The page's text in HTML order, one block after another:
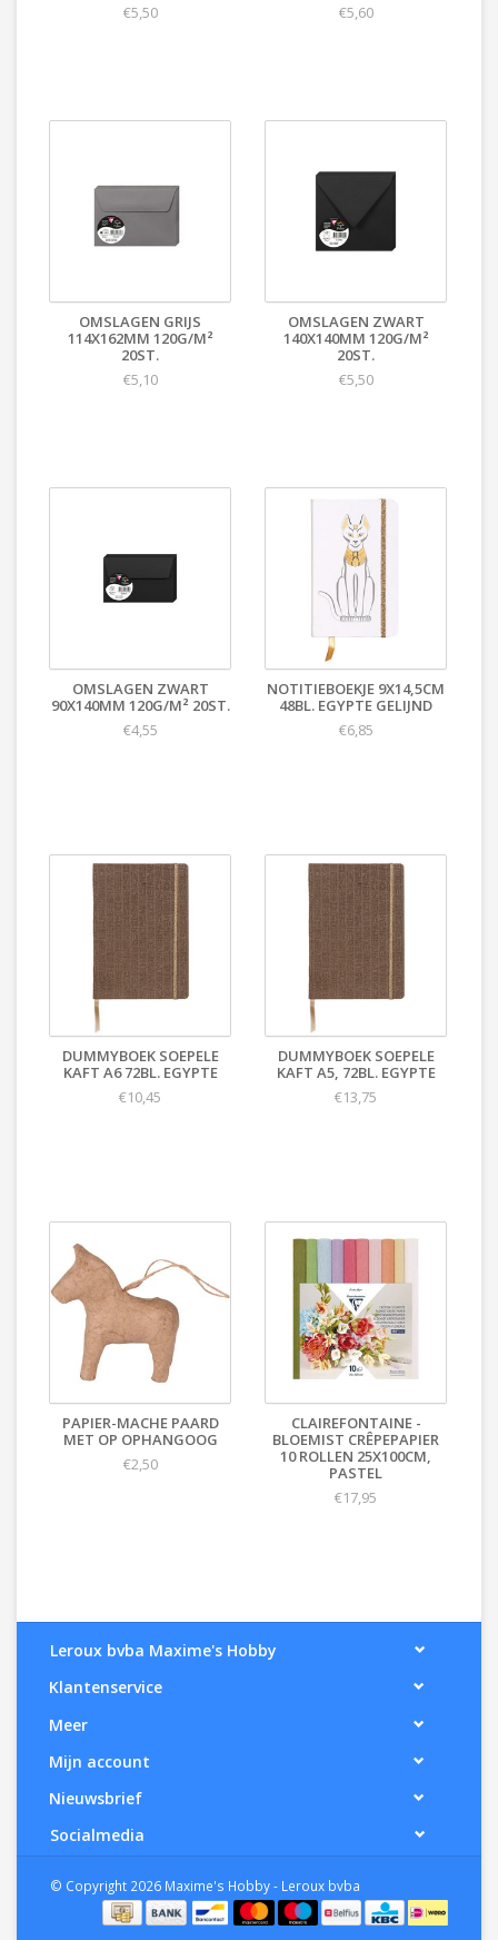
€5,50
€5,60
OMSLAGEN GRIJS
114X162MM 120G/M²
20ST.
€5,10
OMSLAGEN ZWART
140X140MM 120G/M²
20ST.
€5,50
OMSLAGEN ZWART
90X140MM 120G/M² 20ST.
€4,55
NOTITIEBOEKJE 9X14,5CM
48BL. EGYPTE GELIJND
€6,85
DUMMYBOEK SOEPELE
KAFT A6 72BL. EGYPTE
€10,45
DUMMYBOEK SOEPELE
KAFT A5, 72BL. EGYPTE
€13,75
PAPIER-MACHE PAARD
MET OP OPHANGOOG
€2,50
CLAIREFONTAINE -
BLOEMIST CRÊPEPAPIER
10 ROLLEN 25X100CM,
PASTEL
€17,95
Leroux bvba Maxime's Hobby
Klantenservice
Meer
Mijn account
Nieuwsbrief
Socialmedia
© Copyright 2026 Maxime's Hobby - Leroux bvba